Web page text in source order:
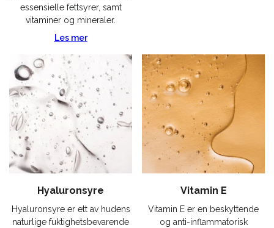
essensielle fettsyrer, samt
vitaminer og mineraler.
Les mer
Hyaluronsyre
Hyaluronsyre er ett av hudens
naturlige fuktighetsbevarende
Vitamin E
Vitamin E er en beskyttende
og anti-inflammatorisk